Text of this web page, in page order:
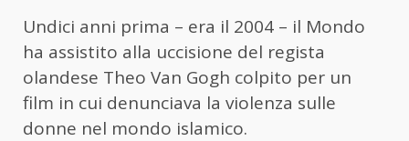
Undici anni prima – era il 2004 – il Mondo
ha assistito alla uccisione del regista
olandese Theo Van Gogh colpito per un
film in cui denunciava la violenza sulle
donne nel mondo islamico.